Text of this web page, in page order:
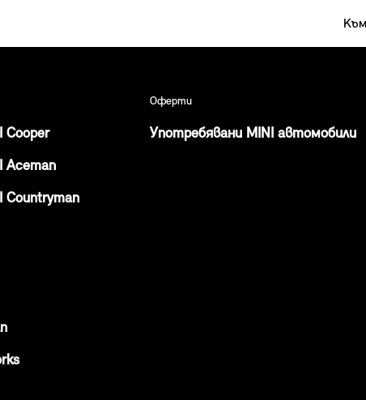
Cooper
Aceman
Countryman
Оферти
Употребявани MINI автомобили